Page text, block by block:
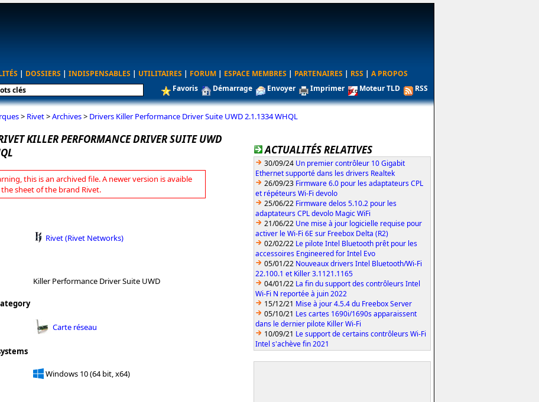
| DOSSIERS | INDISPENSABLES | UTILITAIRES | FORUM | ESPACE MEMBRES | PARTENAIRES | RSS | A PROPOS
Favoris Démarrage Envoyer Imprimer Moteur TLD RSS
> Rivet>Archives> Drivers Killer Performance Driver Suite UWD 2.1.1334 WHQL
KILLER PERFORMANCE DRIVER SUITE UWD
this is an archived file. A newer version is avaible
sheet of the brand Rivet.
Rivet (Rivet Networks)
Killer Performance Driver Suite UWD
Carte réseau
Windows 10 (64 bit, x64)
ACTUALITÉS RELATIVES
30/09/24 Un premier contrôleur 10 Gigabit
Ethernet supporté dans les drivers Realtek
26/09/23 Firmware 6.0 pour les adaptateurs CPL
et répéteurs Wi-Fi devolo
25/06/22 Firmware delos 5.10.2 pour les
adaptateurs CPL devolo Magic WiFi
21/06/22 Une mise à jour logicielle requise pour
activer le Wi-Fi 6E sur Freebox Delta (R2)
02/02/22 Le pilote Intel Bluetooth prêt pour les
accessoires Engineered for Intel Evo
05/01/22 Nouveaux drivers Intel Bluetooth/Wi-Fi
22.100.1 et Killer 3.1121.1165
04/01/22 La fin du support des contrôleurs Intel
Wi-Fi N reportée à juin 2022
15/12/21 Mise à jour 4.5.4 du Freebox Server
05/10/21 Les cartes 1690i/1690s apparaissent
dans le dernier pilote Killer Wi-Fi
10/09/21 Le support de certains contrôleurs Wi-Fi
Intel s'achève fin 2021